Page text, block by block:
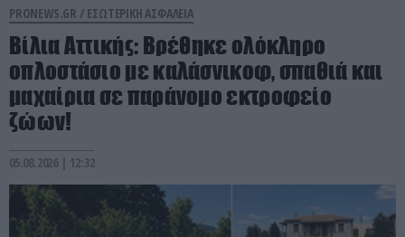
PRONEWS.GR / ΕΣΩΤΕΡΙΚΗ ΑΣΦΑΛΕΙΑ
Βίλια Αττικής: Βρέθηκε ολόκληρο
οπλοστάσιο με καλάσνικοφ, σπαθιά και
μαχαίρια σε παράνομο εκτροφείο
ζώων!
05.08.2026 | 12:32